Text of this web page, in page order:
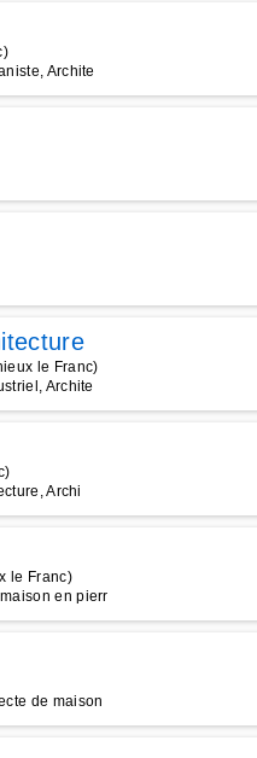
Archite
le Franc)
Archite
Archi
le Franc)
en pierr
de maison